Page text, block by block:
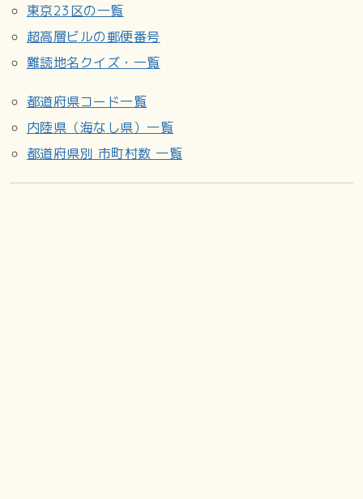
東京23区の一覧
超高層ビルの郵便番号
難読地名クイズ・一覧
都道府県コード一覧
内陸県（海なし県）一覧
都道府県別 市町村数 一覧